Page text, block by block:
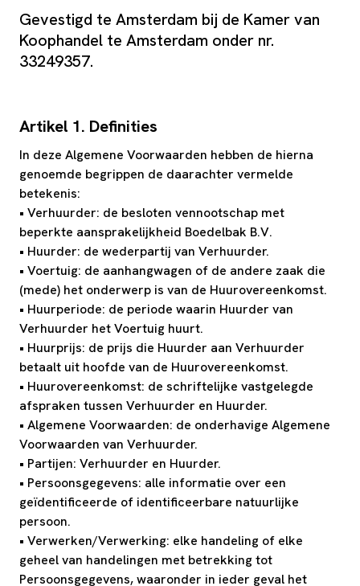
Gevestigd te Amsterdam bij de Kamer van
Koophandel te Amsterdam onder nr.
33249357.
Artikel 1. Definities
In deze Algemene Voorwaarden hebben de hierna
genoemde begrippen de daarachter vermelde
betekenis:
• Verhuurder: de besloten vennootschap met
beperkte aansprakelijkheid Boedelbak B.V.
• Huurder: de wederpartij van Verhuurder.
• Voertuig: de aanhangwagen of de andere zaak die
(mede) het onderwerp is van de Huurovereenkomst.
• Huurperiode: de periode waarin Huurder van
Verhuurder het Voertuig huurt.
• Huurprijs: de prijs die Huurder aan Verhuurder
betaalt uit hoofde van de Huurovereenkomst.
• Huurovereenkomst: de schriftelijke vastgelegde
afspraken tussen Verhuurder en Huurder.
• Algemene Voorwaarden: de onderhavige Algemene
Voorwaarden van Verhuurder.
• Partijen: Verhuurder en Huurder.
• Persoonsgegevens: alle informatie over een
geïdentificeerde of identificeerbare natuurlijke
persoon.
• Verwerken/Verwerking: elke handeling of elke
geheel van handelingen met betrekking tot
Persoonsgegevens, waaronder in ieder geval het